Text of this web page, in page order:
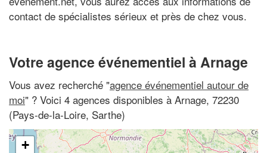
contact de spécialistes sérieux et près de chez vous.
Votre agence événementiel à Arnage
Vous avez recherché "agence événementiel autour de
moi" ? Voici 4 agences disponibles à Arnage, 72230
(Pays-de-la-Loire, Sarthe)
+